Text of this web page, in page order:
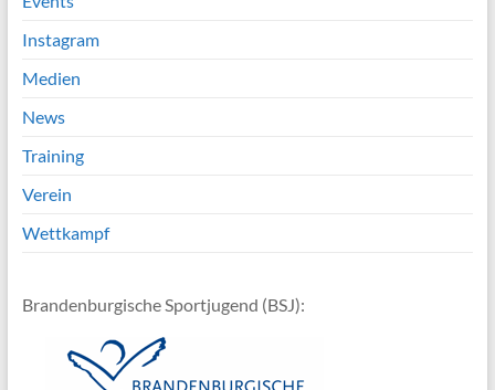
Instagram
Medien
News
Training
Verein
Wettkampf
Brandenburgische Sportjugend (BSJ):